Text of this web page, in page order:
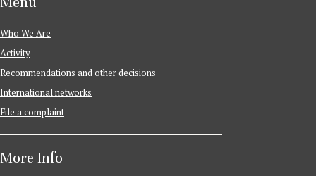
Who We Are
Activity
Recommendations and other decisions
International networks
File a complaint
More Info